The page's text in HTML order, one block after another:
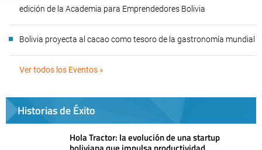
edición de la Academia para Emprendedores Bolivia
Bolivia proyecta al cacao como tesoro de la gastronomía mundial
Ver todos los Eventos »
Historias de Éxito
Hola Tractor: la evolución de una startup